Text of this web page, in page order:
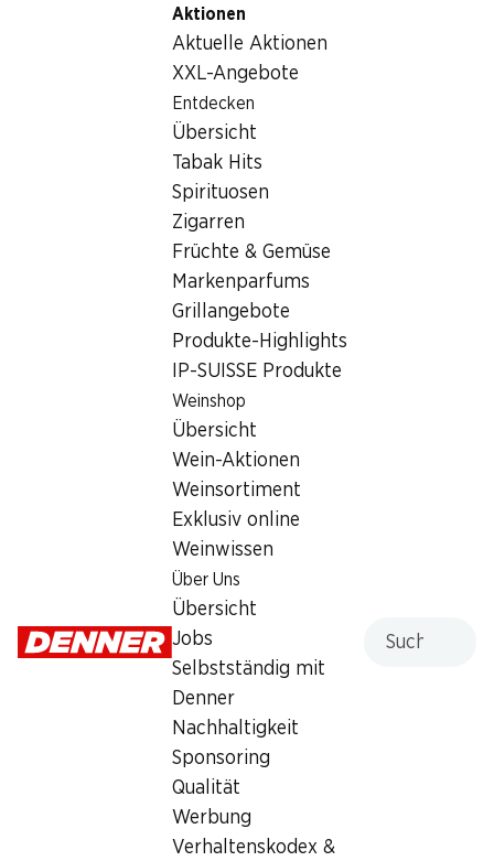
Aktionen
Aktuelle Aktionen
XXL-Angebote
Entdecken
Übersicht
Tabak Hits
Spirituosen
Zigarren
Früchte & Gemüse
Markenparfums
Grillangebote
Produkte-Highlights
IP-SUISSE Produkte
Weinshop
Übersicht
Wein-Aktionen
Weinsortiment
Exklusiv online
Weinwissen
Über Uns
Übersicht
Jobs
Selbstständig mit
Denner
Nachhaltigkeit
Sponsoring
Qualität
Werbung
Verhaltenskodex &
Lebensmittel
Schokolade/Süsses
Nestlé Smarties Egg Hunt Pack
Nestlé Smarties Egg Hunt Pack
Labels und Auszeichnungen
1020615
Was andere Kunden kaufen